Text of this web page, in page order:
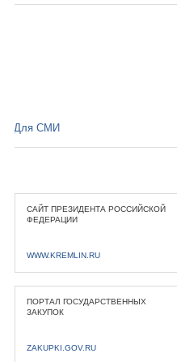
Для СМИ
САЙТ ПРЕЗИДЕНТА РОССИЙСКОЙ
ФЕДЕРАЦИИ
WWW.KREMLIN.RU
ПОРТАЛ ГОСУДАРСТВЕННЫХ
ЗАКУПОК
ZAKUPKI.GOV.RU